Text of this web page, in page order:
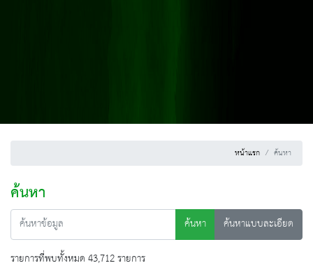
หน้าแรก ค้นหา
ค้นหา
ค้นหา
ค้นหาแบบละเอียด
รายการที่พบทั้งหมด 43,712 รายการ